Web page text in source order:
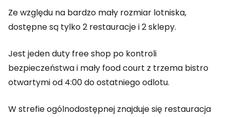
Ze względu na bardzo mały rozmiar lotniska,
dostępne są tylko 2 restauracje i 2 sklepy.
Jest jedenduty free shop po kontroli
bezpieczeństwa i mały food court z trzema bistro
otwartymi od 4:00 do ostatniego odlotu.
W strefie ogólnodostępnej znajduje się restauracja